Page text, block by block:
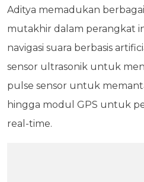
Aditya memadukan
mutakhir dalam perangkat
navigasi suara berbasis
sensor ultrasonik untuk
pulse sensor untuk
hingga modul GPS untuk
real-time.